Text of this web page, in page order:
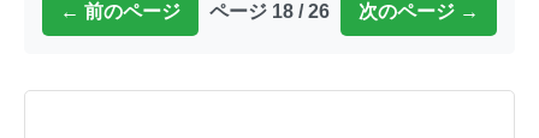
← 前のページ ページ 18 / 26 次のページ →